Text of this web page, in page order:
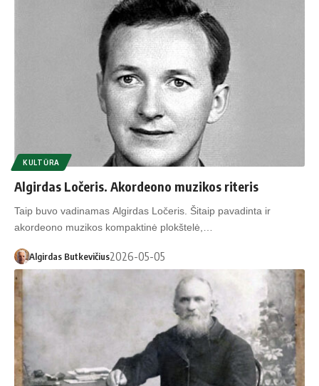
KULTŪRA
Algirdas Ločeris. Akordeono muzikos riteris
Taip buvo vadinamas Algirdas Ločeris. Šitaip pavadinta ir
akordeono muzikos kompaktinė plokštelė,…
Algirdas Butkevičius2026-05-05